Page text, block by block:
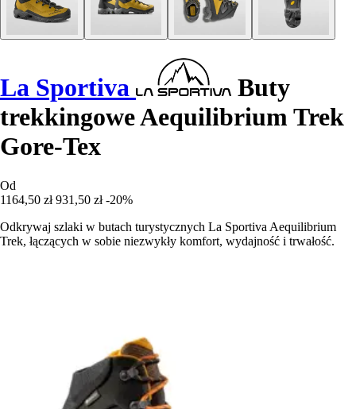
La Sportiva
Buty
trekkingowe Aequilibrium Trek
Gore-Tex
Od
1164,50 zł 931,50 zł -20%
Odkrywaj szlaki w butach turystycznych La Sportiva Aequilibrium
Trek, łączących w sobie niezwykły komfort, wydajność i trwałość.